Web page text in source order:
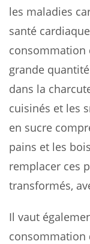
les maladies
santé
consommation
grande
dans la
cuisinés et les
en sucre
pains et les
remplacer ces
transformés,
Il vaut
consommation